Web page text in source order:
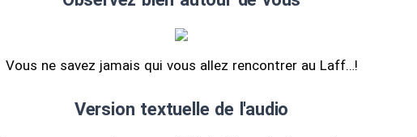
Vous ne savez jamais qui vous allez rencontrer au Laff…!
Version textuelle de l'audio